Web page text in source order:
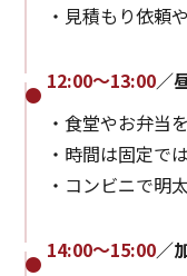
・見積もり依頼
12:00～13:00／
・食堂やお弁当
・時間は固定で
・コンビニで明
14:00～15:00／